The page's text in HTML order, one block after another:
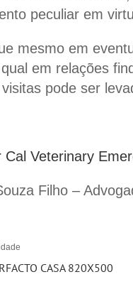
peculiar em
mesmo em
em relações
pode ser
Cal Veterinary
Filho –